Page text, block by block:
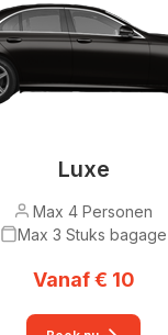
Luxe
Max 4 Personen
Max 3 Stuks bagage
Vanaf € 10